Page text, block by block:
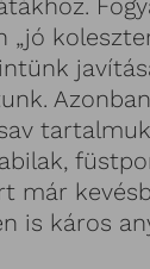
„jó
már
is káros